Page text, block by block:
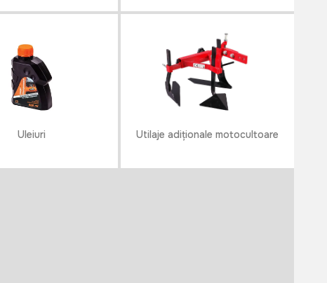
Uleiuri Utilaje adiționale motocultoare